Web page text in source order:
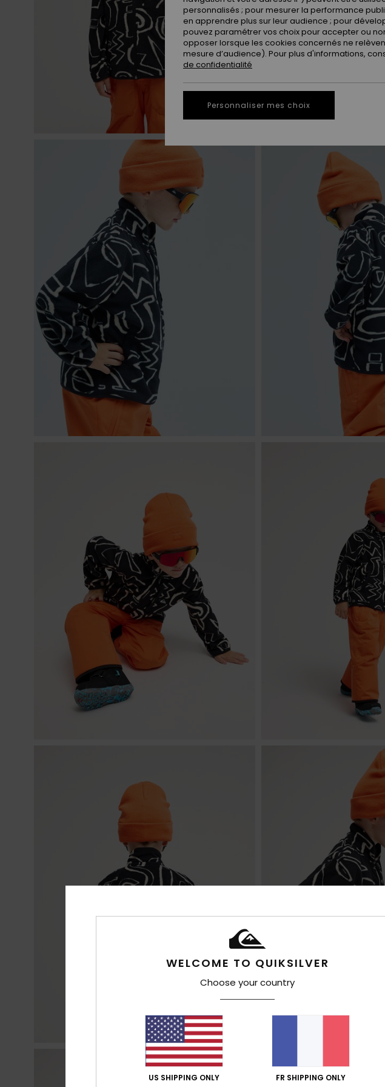
WELCOME TO QUIKSILVER
Choose your country
US SHIPPING ONLY FR SHIPPING ONLY
personnalisés ; pour mesurer la performance
en apprendre plus sur leur audience ; pour
pouvez paramétrer vos choix pour accepter ou
opposer lorsque les cookies concernés ne
mesure d’audience). Pour plus d'informations,
de confidentialité
Personnaliser mes choix